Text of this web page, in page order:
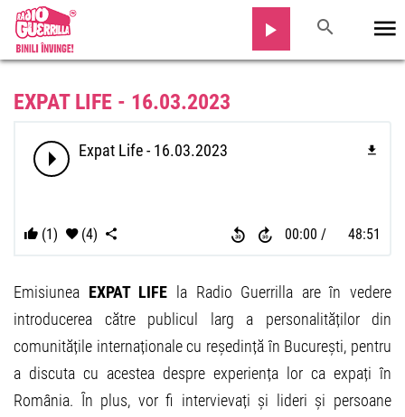
EXPAT LIFE - 16.03.2023
00:00 48:51
Expat Life - 16.03.2023
(1) (4)
Emisiunea EXPAT LIFE la Radio Guerrilla are în vedere
introducerea către publicul larg a personalităților din
comunitățile internaționale cu reședință în București, pentru
a discuta cu acestea despre experiența lor ca expați în
România. În plus, vor fi intervievați și lideri și persoane